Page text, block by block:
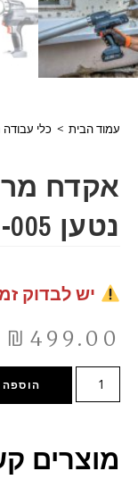
עמוד הבית > כלי
נטען 101812-005 (גוף בלבד)
יש לבדוק
₪ 499.00
מוצרים